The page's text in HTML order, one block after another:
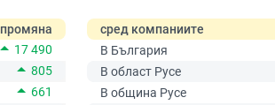
промяна
17 490
805
661
сред компаниите
В България
В област Русе
В община Русе